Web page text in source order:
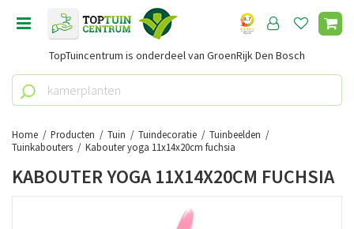
Home Producten Tuin Tuindecoratie
Tuinbeelden
Tuinkabouters
Kabouter yoga 11x14x20cm fuchsia
TopTuincentrum is onderdeel van GroenRijk Den Bosch
KABOUTER YOGA 11X14X20CM FUCHSIA